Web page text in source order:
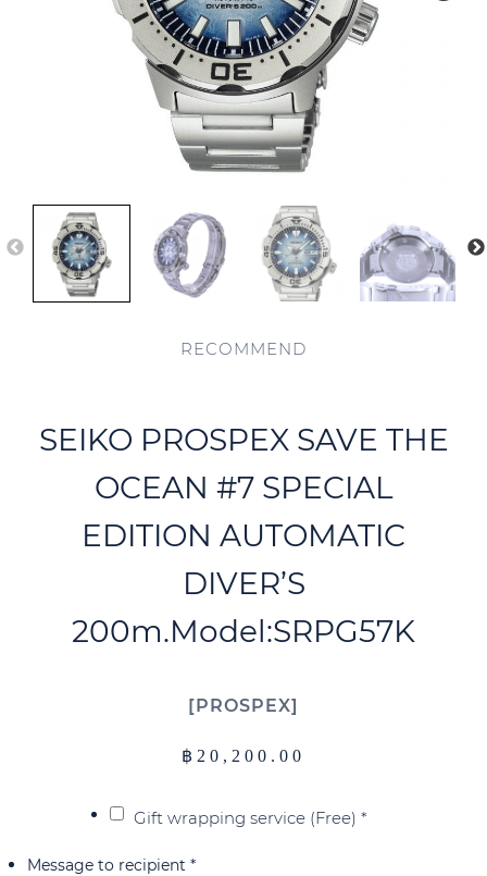
SEIKO PROSPEX SAVE THE
OCEAN #7 SPECIAL
EDITION AUTOMATIC
DIVER’S
200m.Model:SRPG57K
฿ 20,200.00
RECOMMEND
PROSPEX
Gift wrapping service (Free) *
Message to recipient *